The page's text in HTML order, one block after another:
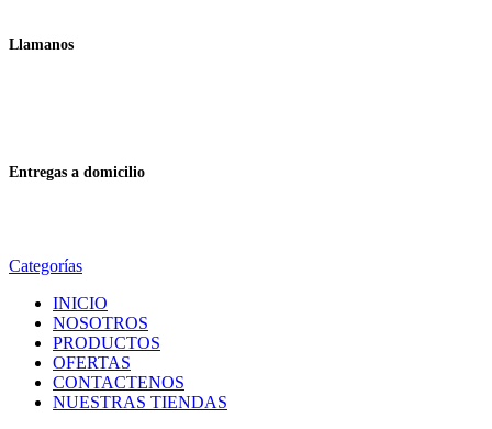
Llamanos
Entregas a domicilio
Categorías
INICIO
NOSOTROS
PRODUCTOS
OFERTAS
CONTACTENOS
NUESTRAS TIENDAS